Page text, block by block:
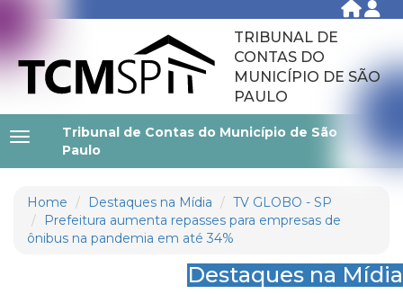
TRIBUNAL DE
CONTAS DO
MUNICÍPIO DE SÃO
PAULO
Tribunal de Contas do Município de São
Paulo
Home Destaques na Mídia
TV GLOBO - SP
Prefeitura aumenta repasses para empresas de
ônibus na pandemia em até 34%
Destaques na Mídia